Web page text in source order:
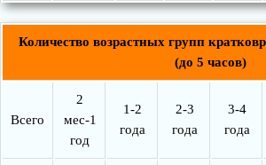
Количество возрастных групп
(до 5 часов)
Всего
2
мес-1
год
1-2
года
2-3
года
3-4
года